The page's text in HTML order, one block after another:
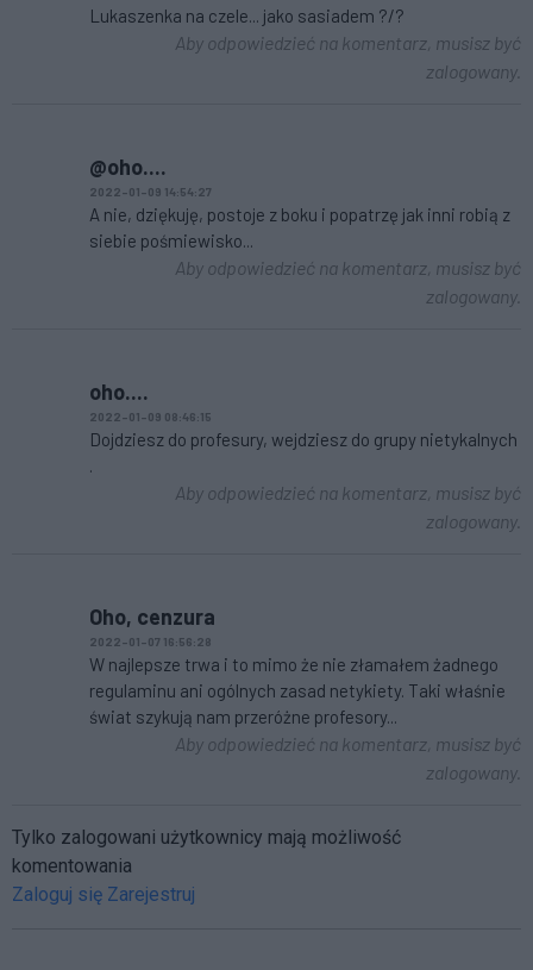
Lukaszenka na czele... jako sasiadem ?/?
Aby odpowiedzieć na komentarz, musisz być
zalogowany.
@oho....
2022-01-09 14:54:27
A nie, dziękuję, postoje z boku i popatrzę jak inni robią z
siebie pośmiewisko...
Aby odpowiedzieć na komentarz, musisz być
zalogowany.
oho....
2022-01-09 08:46:15
Dojdziesz do profesury, wejdziesz do grupy nietykalnych
.
Aby odpowiedzieć na komentarz, musisz być
zalogowany.
Oho, cenzura
2022-01-07 16:56:28
W najlepsze trwa i to mimo że nie złamałem żadnego
regulaminu ani ogólnych zasad netykiety. Taki właśnie
świat szykują nam przeróżne profesory...
Aby odpowiedzieć na komentarz, musisz być
zalogowany.
Tylko zalogowani użytkownicy mają możliwość
komentowania
Zaloguj się Zarejestruj